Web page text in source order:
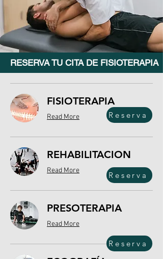
RESERVA TU CITA DE FISIOTERAPIA
FISIOTERAPIA
Read More
REHABILITACION
Read More
PRESOTERAPIA
Read More
Reserva
Reserva
Reserva